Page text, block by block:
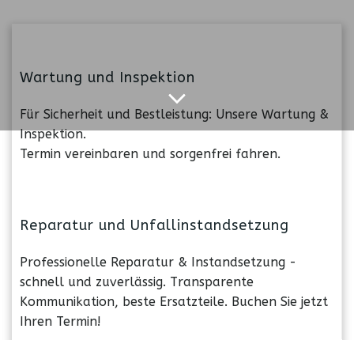
Wartung und Inspektion
Für Sicherheit und Bestleistung: Unsere Wartung &
Inspektion.
Termin vereinbaren und sorgenfrei fahren.
Reparatur und Unfallinstandsetzung
Professionelle Reparatur & Instandsetzung -
schnell und zuverlässig. Transparente
Kommunikation, beste Ersatzteile. Buchen Sie jetzt
Ihren Termin!